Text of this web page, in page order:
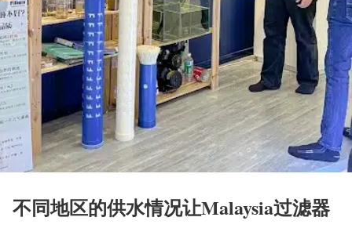
不同地区的供水情况让Malaysia过滤器